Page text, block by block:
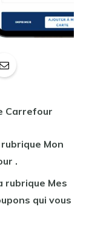
Carrefour
Mon
.
rubrique Mes
qui vous